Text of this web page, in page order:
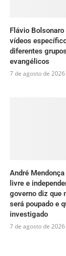
Flávio
vídeos
diferentes
evangélicos
7 de agosto de 2026
André
livre e
governo diz que
será poupado e
investigado
7 de agosto de 2026